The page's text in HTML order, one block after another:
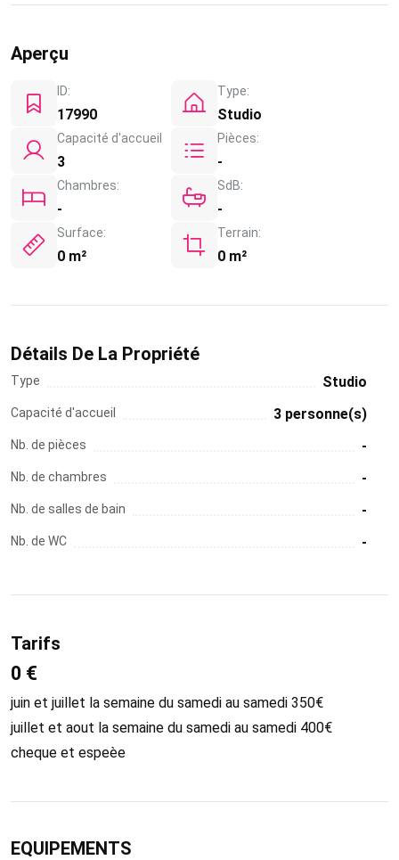
Aperçu
ID:
17990
Type:
Studio
Capacité d'accueil
3
Pièces:
-
Chambres:
-
SdB:
-
Surface:
0 m²
Terrain:
0 m²
Détails De La Propriété
Type Studio
Capacité d'accueil 3 personne(s)
Nb. de pièces -
Nb. de chambres -
Nb. de salles de bain -
Nb. de WC -
Tarifs
0 €
juin et juillet la semaine du samedi au samedi 350€
juillet et aout la semaine du samedi au samedi 400€
cheque et espeèe
EQUIPEMENTS